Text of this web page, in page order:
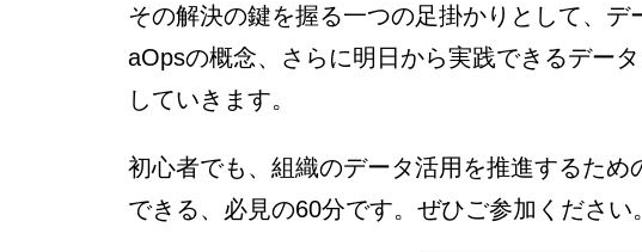
その解決の鍵を握る一つの足掛かりとして、
aOpsの概念、さらに明日から実践できるデー
していきます。
初心者でも、組織のデータ活用を推進するた
できる、必見の60分です。ぜひご参加ください。